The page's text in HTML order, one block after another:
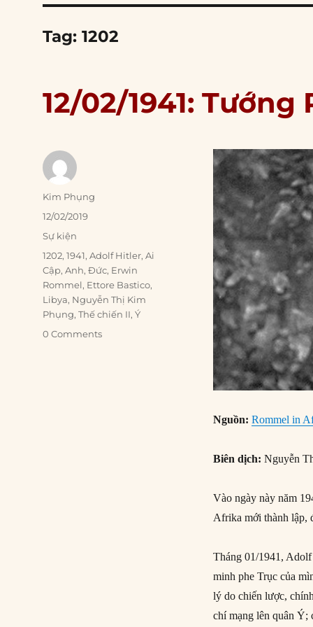
Tag:1202
12/02/1941:
Nguồn:Rommel in
Biên dịch: Nguyễn
Vào ngày này năm
Afrika mới thành lập,
Tháng 01/1941,
minh phe Trục của
lý do chiến lược,
chí mạng lên quân Ý;
Author
Kim Phụng
Posted
12/02/2019
Categories
Sự kiện
Tags
1202,1941,Adolf Hitler,Ai
Cập,Anh,Đức, Erwin
Rommel, Ettore Bastico,
Libya, Nguyễn Thị Kim
Phụng,Thế chiến II,Ý
0 Comments